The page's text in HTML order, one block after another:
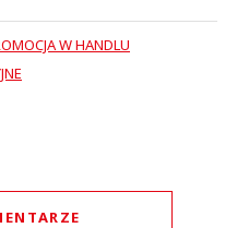
W HANDLU